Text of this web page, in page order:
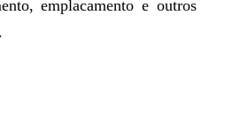
emplacamento e outros